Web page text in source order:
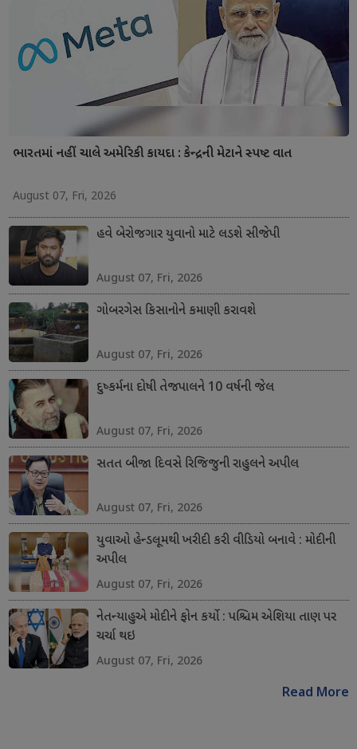
ભારતમાં નહીં ચાલે અમેરિકી કાયદા : કેન્દ્રની મેટાને સ્પષ્ટ વાત
August 07, Fri, 2026
હવે બેરોજગાર યુવાનો માટે લડશે સીજેપી
August 07, Fri, 2026
ગોબરગેસ કિસાનોને કમાણી કરાવશે
August 07, Fri, 2026
દુષ્કર્મના દોષી તેજપાલને 10 વર્ષની જેલ
August 07, Fri, 2026
સતત બીજા દિવસે રિજિજુની રાહુલને અપીલ
August 07, Fri, 2026
યુવાઓ હેન્ડલૂમથી ખરીદી કરી વીડિયો બનાવે : મોદીની
અપીલ
August 07, Fri, 2026
નેતન્યાહુએ મોદીને ફોન કર્યો : પશ્ચિમ એશિયા તાણ પર
ચર્ચા થઇ
August 07, Fri, 2026
Read More